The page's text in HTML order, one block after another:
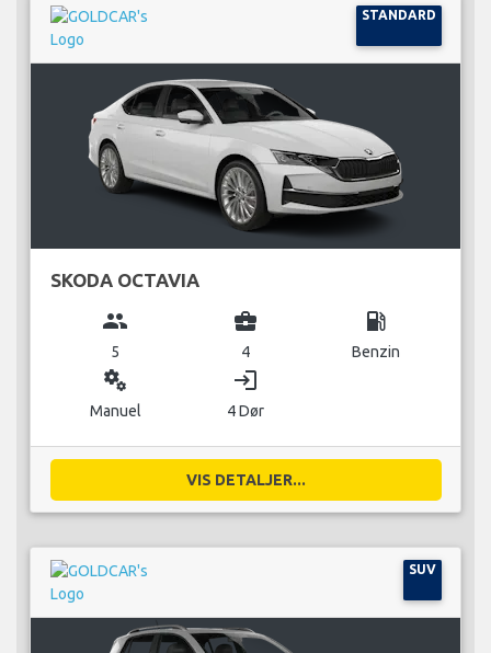
STANDARD
SKODA OCTAVIA
group
5
business_center
4
local_gas_station
Benzin
miscellaneous_services
Manuel
login
4 Dør
VIS DETALJER...
SUV